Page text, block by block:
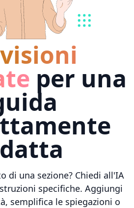
per una
di una sezione? Chiedi all'IA
specifiche. Aggiungi
semplifica le spiegazioni o